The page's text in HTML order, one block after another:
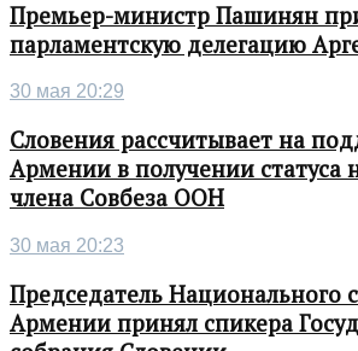
Премьер-министр Пашинян
парламентскую делегацию
30 мая 20:29
Словения рассчитывает на
Армении в получении статуса
члена Совбеза ООН
30 мая 20:23
Председатель Национального
Армении принял спикера